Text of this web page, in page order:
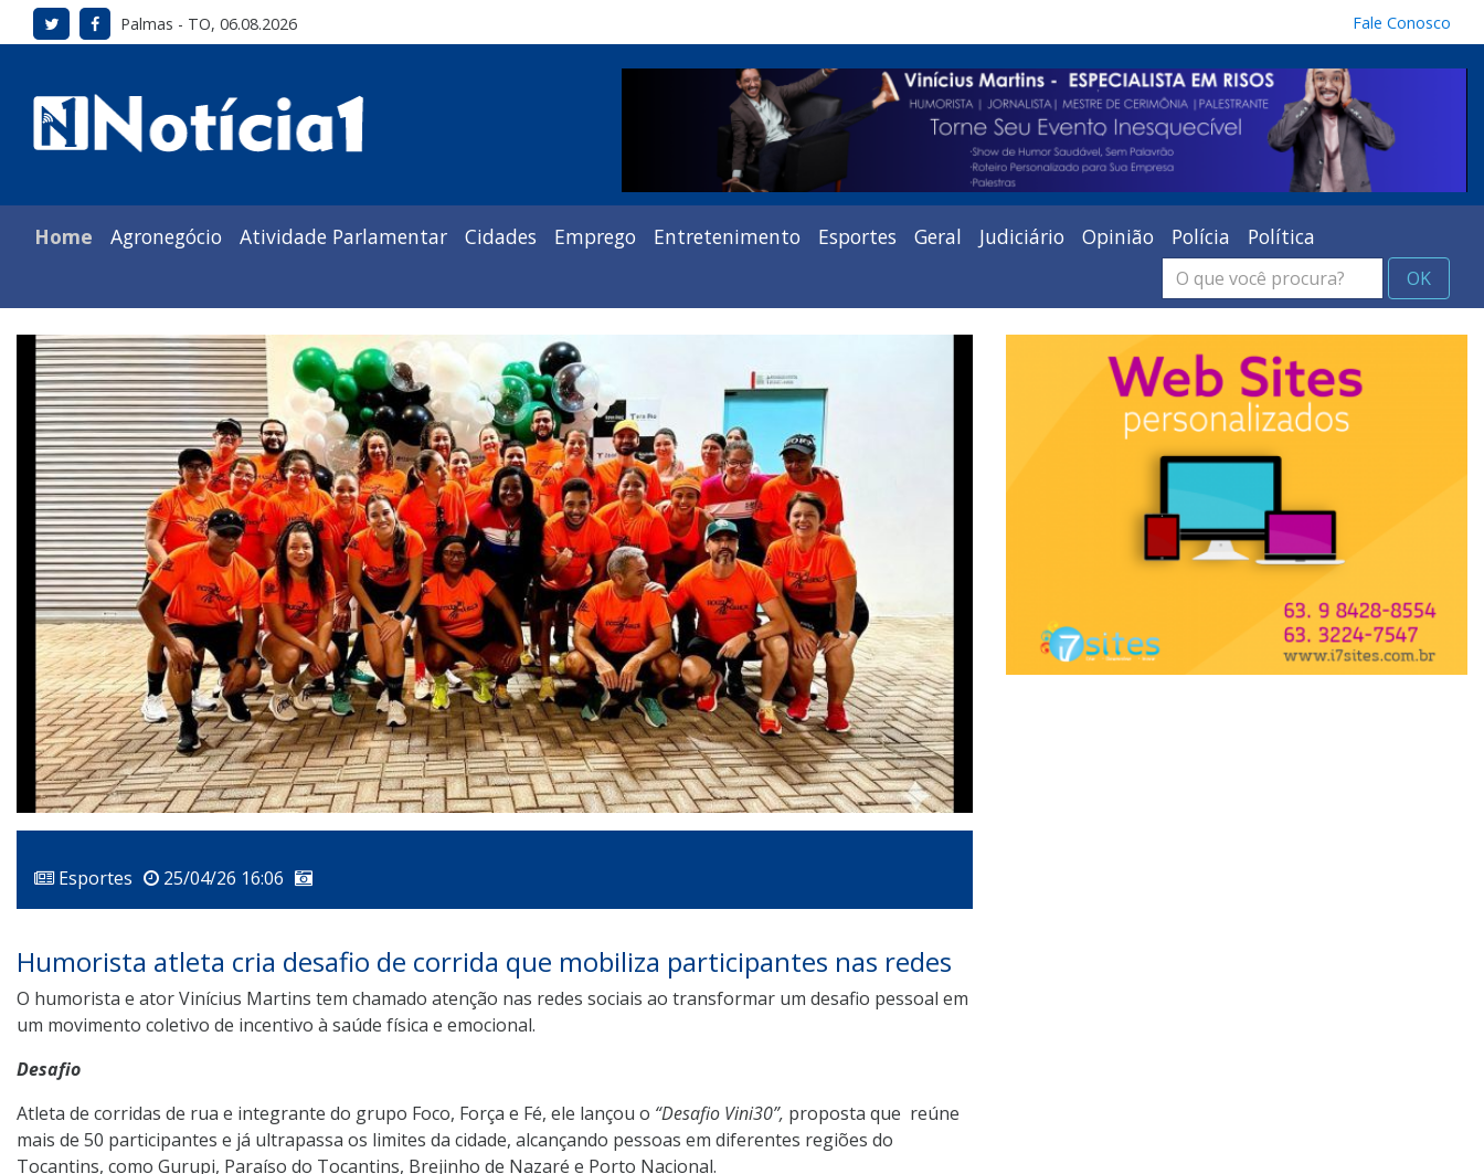
Palmas - TO, 06.08.2026 Fale Conosco
Home Agronegócio Atividade Parlamentar Cidades Emprego Entretenimento Esportes Geral Judiciário Opinião Polícia Política
OK
Esportes 25/04/26 16:06
Humorista atleta cria desafio de corrida que mobiliza participantes nas redes
O humorista e ator Vinícius Martins tem chamado atenção nas redes sociais ao transformar um desafio pessoal em
um movimento coletivo de incentivo à saúde física e emocional.
Desafio
Atleta de corridas de rua e integrante do grupo Foco, Força e Fé, ele lançou o “Desafio Vini30”, proposta que reúne
mais de 50 participantes e já ultrapassa os limites da cidade, alcançando pessoas em diferentes regiões do
Tocantins, como Gurupi, Paraíso do Tocantins, Brejinho de Nazaré e Porto Nacional.